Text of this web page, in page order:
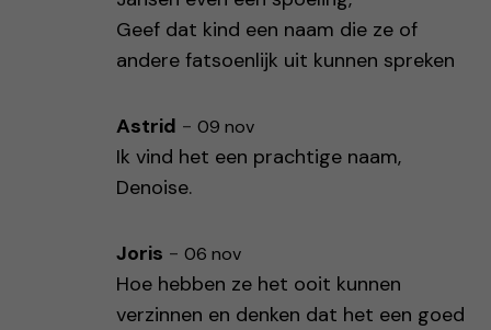
Geef dat kind een naam die ze of
andere fatsoenlijk uit kunnen spreken
Astrid - 09 nov
Ik vind het een prachtige naam,
Denoise.
Joris - 06 nov
Hoe hebben ze het ooit kunnen
verzinnen en denken dat het een goed